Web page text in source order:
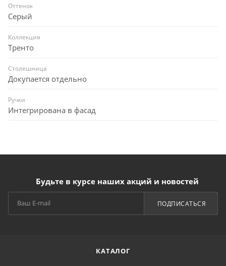
Оттенок
Серый
Коллекция
Тренто
Столешница
Докупается отдельно
Ручки
Интегрирована в фасад
Будьте в курсе наших акций и новостей
ПОДПИСАТЬСЯ
КАТАЛОГ